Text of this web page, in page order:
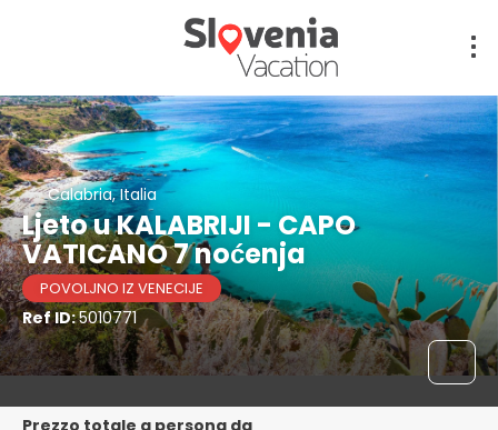
Calabria, Italia
Ljeto u KALABRIJI - CAPO
VATICANO 7 noćenja
POVOLJNO IZ VENECIJE
Ref ID:5010771
prezzo totale a persona da